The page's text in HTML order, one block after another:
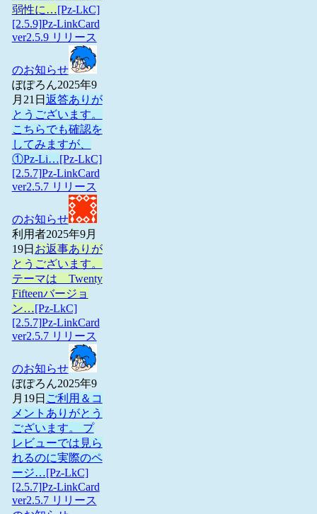
弱性に…[Pz-LkC]
[2.5.9]Pz-LinkCard
ver2.5.9 リリース
のお知らせ
ぽぽろん2025年9
月21日 返答ありが
とうございます。
こちらでも確認を
してみますが、
①Pz-Li…[Pz-LkC]
[2.5.7]Pz-LinkCard
ver2.5.7 リリース
のお知らせ
利用者2025年9月
19日 お返事ありが
とうございます。
テーマは Twenty
Fifteenバージョ
ン…[Pz-LkC]
[2.5.7]Pz-LinkCard
ver2.5.7 リリース
のお知らせ
ぽぽろん2025年9
月19日 ご利用＆コ
メントありがとう
ございます。 プ
レビューでは見ら
れるのに実際のペ
ージ…[Pz-LkC]
[2.5.7]Pz-LinkCard
ver2.5.7 リリース